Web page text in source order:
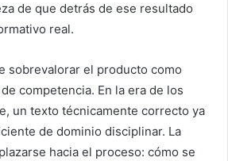
de que detrás de ese resultado
real.
sobrevalorar el producto como
competencia. En la era de los
un texto técnicamente correcto ya
de dominio disciplinar. La
hacia el proceso: cómo se